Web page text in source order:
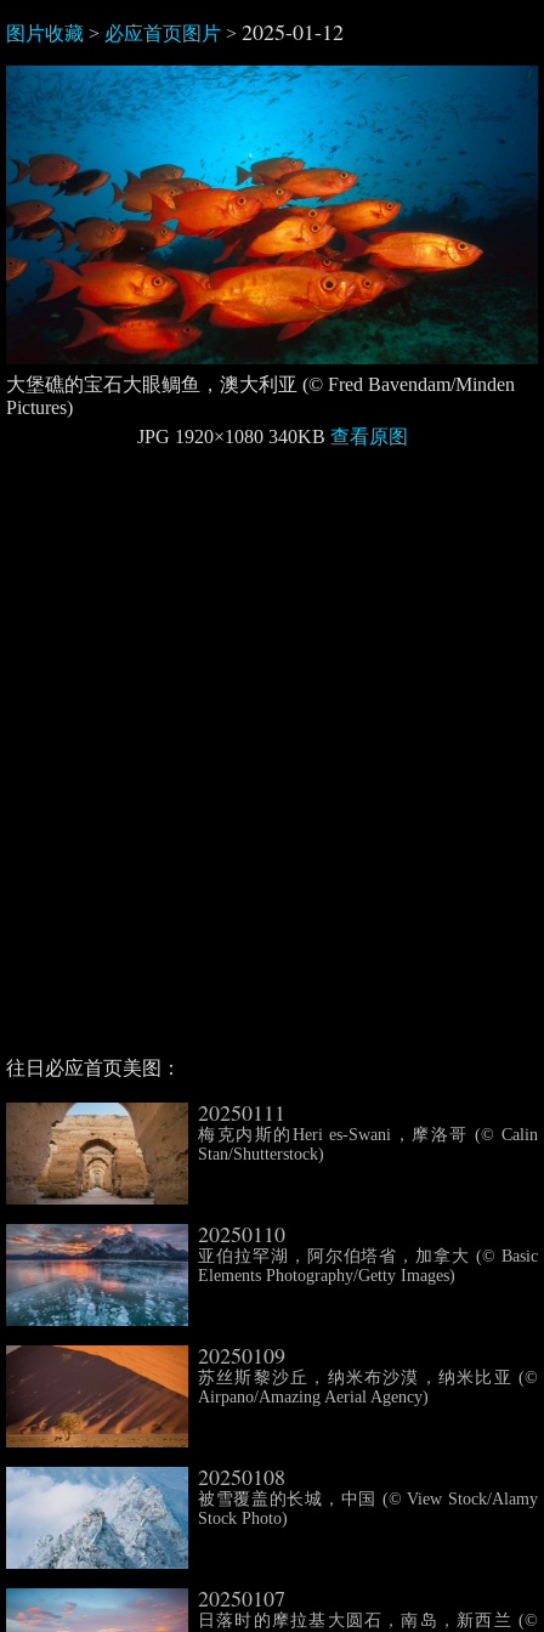
图片收藏 > 必应首页图片 > 2025-01-12
大堡礁的宝石大眼鲷鱼，澳大利亚 (© Fred Bavendam/Minden
Pictures)
JPG 1920×1080 340KB 查看原图
往日必应首页美图：
20250111
梅克内斯的Heri es-Swani，摩洛哥 (© Calin
Stan/Shutterstock)
20250110
亚伯拉罕湖，阿尔伯塔省，加拿大 (© Basic
Elements Photography/Getty Images)
20250109
苏丝斯黎沙丘，纳米布沙漠，纳米比亚 (©
Airpano/Amazing Aerial Agency)
20250108
被雪覆盖的长城，中国 (© View Stock/Alamy
Stock Photo)
20250107
日落时的摩拉基大圆石，南岛，新西兰 (©